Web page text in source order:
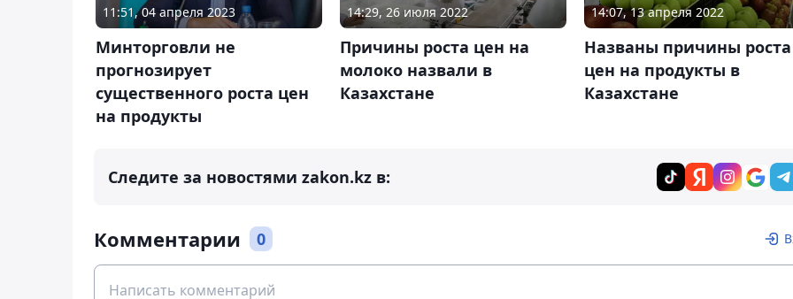
11:51, 04 апреля 2023
Минторговли не
прогнозирует
существенного роста цен
на продукты
14:29, 26 июля 2022
Причины роста цен на
молоко назвали в
Казахстане
14:07, 13 апреля 2022
Названы причины роста
цен на продукты в
Казахстане
Следите за новостями zakon.kz в:
Комментарии 0